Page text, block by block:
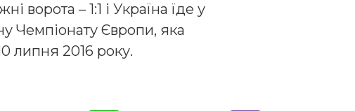
ворота – 1:1 і Україна їде у
Чемпіонату Європи, яка
липня 2016 року.